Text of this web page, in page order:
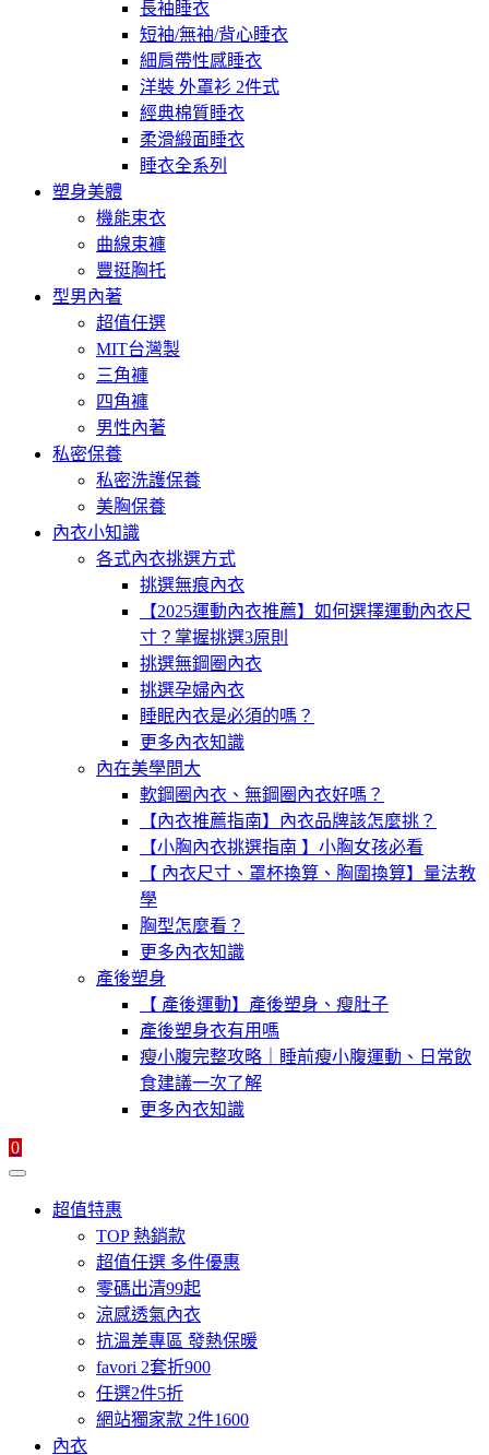
長袖睡衣
短袖/無袖/背心睡衣
細肩帶性感睡衣
洋裝 外罩衫 2件式
經典棉質睡衣
柔滑緞面睡衣
睡衣全系列
塑身美體
機能束衣
曲線束褲
豐挺胸托
型男內著
超值任選
MIT台灣製
三角褲
四角褲
男性內著
私密保養
私密洗護保養
美胸保養
內衣小知識
各式內衣挑選方式
挑選無痕內衣
【2025運動內衣推薦】如何選擇運動內衣尺
寸？掌握挑選3原則
挑選無鋼圈內衣
挑選孕婦內衣
睡眠內衣是必須的嗎？
更多內衣知識
內在美學問大
軟鋼圈內衣、無鋼圈內衣好嗎？
【內衣推薦指南】內衣品牌該怎麼挑？
【小胸內衣挑選指南 】小胸女孩必看
【 內衣尺寸、罩杯換算、胸圍換算】量法教
學
胸型怎麼看？
更多內衣知識
產後塑身
【 產後運動】產後塑身、瘦肚子
產後塑身衣有用嗎
瘦小腹完整攻略｜睡前瘦小腹運動、日常飲
食建議一次了解
更多內衣知識
0
超值特惠
TOP 熱銷款
超值任選 多件優惠
零碼出清99起
涼感透氣內衣
抗溫差專區 發熱保暖
favori 2套折900
任選2件5折
網站獨家款 2件1600
內衣